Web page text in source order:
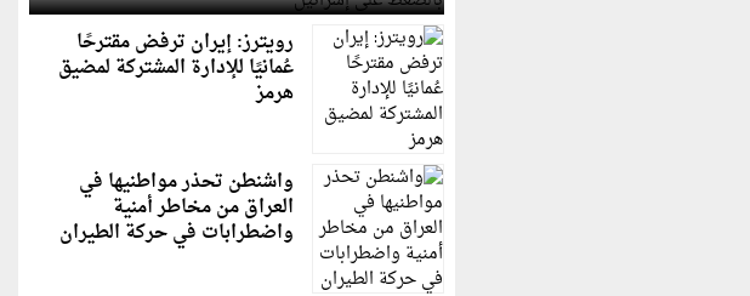
رويترز: إيران ترفض مقترحًا
عُمانيًا للإدارة المشتركة لمضيق
هرمز
واشنطن تحذر مواطنيها في
العراق من مخاطر أمنية
واضطرابات في حركة الطيران